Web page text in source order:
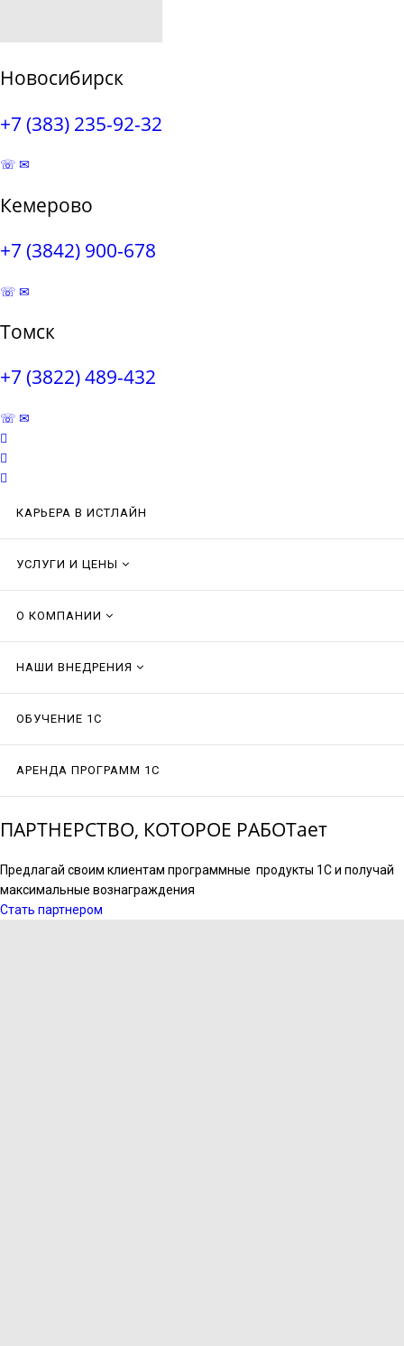
Новосибирск
+7 (383) 235-92-32
☏ ✉
Кемерово
+7 (3842) 900-678
☏ ✉
Томск
+7 (3822) 489-432
☏ ✉
КАРЬЕРА В ИСТЛАЙН
УСЛУГИ И ЦЕНЫ
О КОМПАНИИ
НАШИ ВНЕДРЕНИЯ
ОБУЧЕНИЕ 1С
АРЕНДА ПРОГРАММ 1С
ПАРТНЕРСТВО, КОТОРОЕ РАБОТает
Предлагай своим клиентам программные продукты 1С и получай
максимальные вознаграждения
Стать партнером